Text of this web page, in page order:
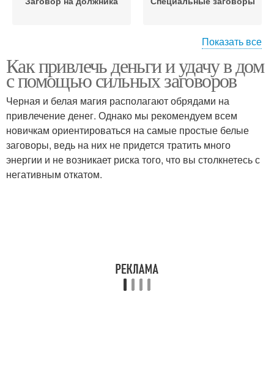
Заговоры на деньги
Заговоры на
финансовое
благополучие
Заговоры на удачу
Показать все
Как привлечь деньги и удачу в дом
с помощью сильных заговоров
Черная и белая магия располагают обрядами на
привлечение денег. Однако мы рекомендуем всем
новичкам ориентироваться на самые простые белые
заговоры, ведь на них не придется тратить много
энергии и не возникает риска того, что вы столкнетесь с
негативным откатом.